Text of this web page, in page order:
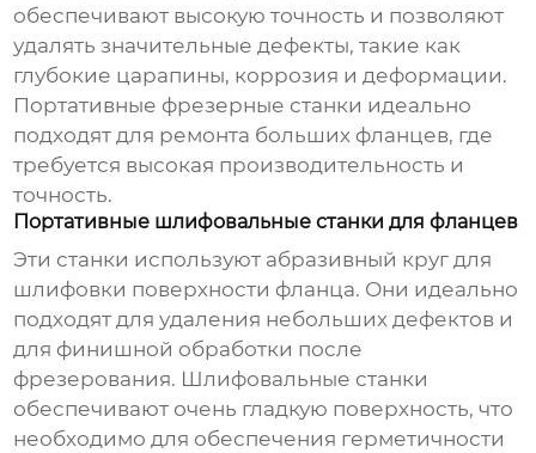
обеспечивают высокую точность и позволяют
удалять значительные дефекты, такие как
глубокие царапины, коррозия и деформации.
Портативные фрезерные станки идеально
подходят для ремонта больших фланцев, где
требуется высокая производительность и
точность.
Портативные шлифовальные станки для фланцев
Эти станки используют абразивный круг для
шлифовки поверхности фланца. Они идеально
подходят для удаления небольших дефектов и
для финишной обработки после
фрезерования. Шлифовальные станки
обеспечивают очень гладкую поверхность, что
необходимо для обеспечения герметичности